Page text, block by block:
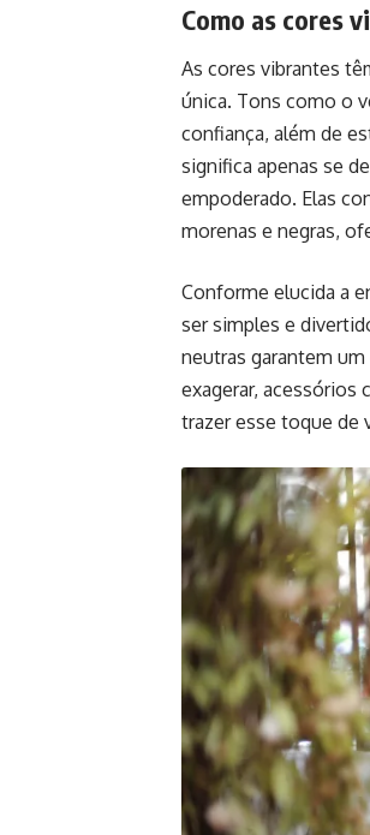
Como as cores
As cores vibrantes
única. Tons como o
confiança, além de
significa apenas se
empoderado. Elas
morenas e negras,
Conforme elucida a
ser simples e
neutras garantem
exagerar, acessórios
trazer esse toque de